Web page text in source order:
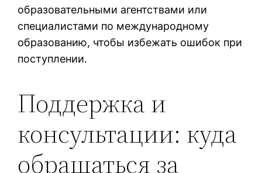
образовательными агентствами или
специалистами по международному
образованию, чтобы избежать ошибок при
поступлении.
Поддержка и
консультации: куда
обращаться за